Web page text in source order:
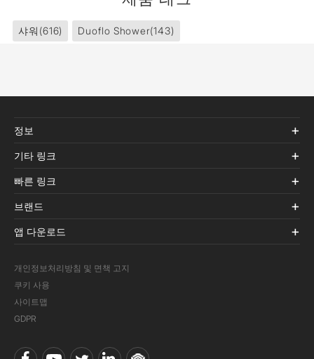
샤워 (616) Duoflo Shower(143)
정보
기타 링크
빠른 링크
브랜드
앱 다운로드
개인정보처리방침 및 면책 고지
쿠키 사용
사이트맵
GDPR